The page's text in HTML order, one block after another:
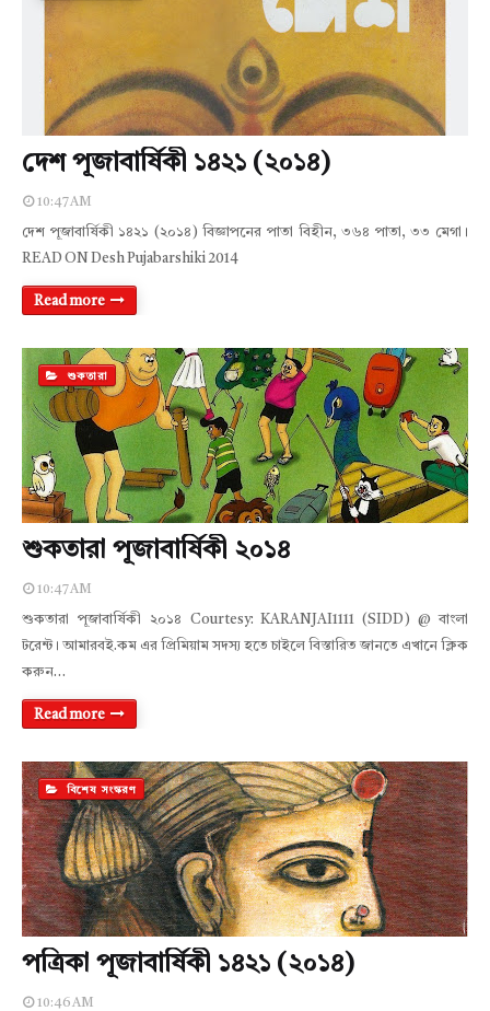
দেশ পূজাবার্ষিকী ১৪২১ (২০১৪)
10:47 AM
দেশ পূজাবার্ষিকী ১৪২১ (২০১৪) বিজ্ঞাপনের পাতা বিহীন, ৩৬৪ পাতা, ৩৩ মেগা।
READ ON Desh Pujabarshiki 2014
Read more
শুকতারা
শুকতারা পূজাবার্ষিকী ২০১৪
10:47 AM
শুকতারা পূজাবার্ষিকী ২০১৪ Courtesy: KARANJAI1111 (SIDD) @ বাংলা
টরেন্ট। আমারবই.কম এর প্রিমিয়াম সদস্য হতে চাইলে বিস্তারিত জানতে এখানে ক্লিক
করুন…
Read more
বিশেষ সংস্করণ
পত্রিকা পূজাবার্ষিকী ১৪২১ (২০১৪)
10:46 AM